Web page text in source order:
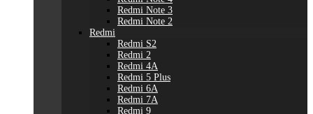
Redmi Note 3
Redmi Note 2
Redmi
Redmi S2
Redmi 2
Redmi 4A
Redmi 5 Plus
Redmi 6A
Redmi 7A
Redmi 9